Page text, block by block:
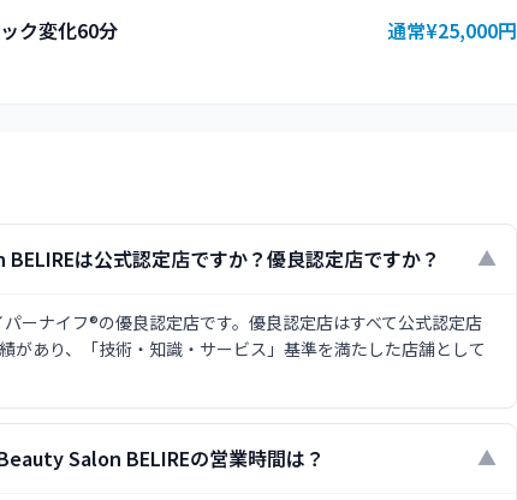
ク変化60分 通常¥25,000円
は公式認定店ですか？優良認定店ですか？ ▼
ナイフ®の優良認定店です。優良認定店はすべて公式認定店
あり、「技術・知識・サービス」基準を満たした店舗として
Salon BELIREの営業時間は？ ▼